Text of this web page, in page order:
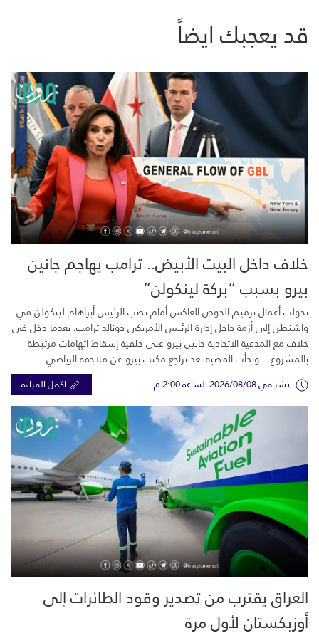
قد يعجبك ايضاً
خلاف داخل البيت الأبيض.. ترامب يهاجم جانين
بيرو بسبب “بركة لينكولن”
تحولت أعمال ترميم الحوض العاكس أمام نصب الرئيس أبراهام لينكولن في
واشنطن إلى أزمة داخل إدارة الرئيس الأمريكي دونالد ترامب، بعدما دخل في
خلاف مع المدعية الاتحادية جانين بيرو على خلفية إسقاط اتهامات مرتبطة
بالمشروع. وبدأت القضية بعد تراجع مكتب بيرو عن ملاحقة الرياضي...
نشر في 2026/08/08 الساعة 2:00 م اكمل القراءة
العراق يقترب من تصدير وقود الطائرات إلى
أوزبكستان لأول مرة